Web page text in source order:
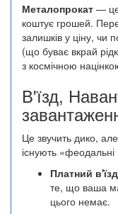
Металопрокат —
коштує грошей.
залишків у ціну, чи
(що буває вкрай
з космічною
В'їзд,
Це звучить дико,
існують
Платний
те, що ваша
цього немає.